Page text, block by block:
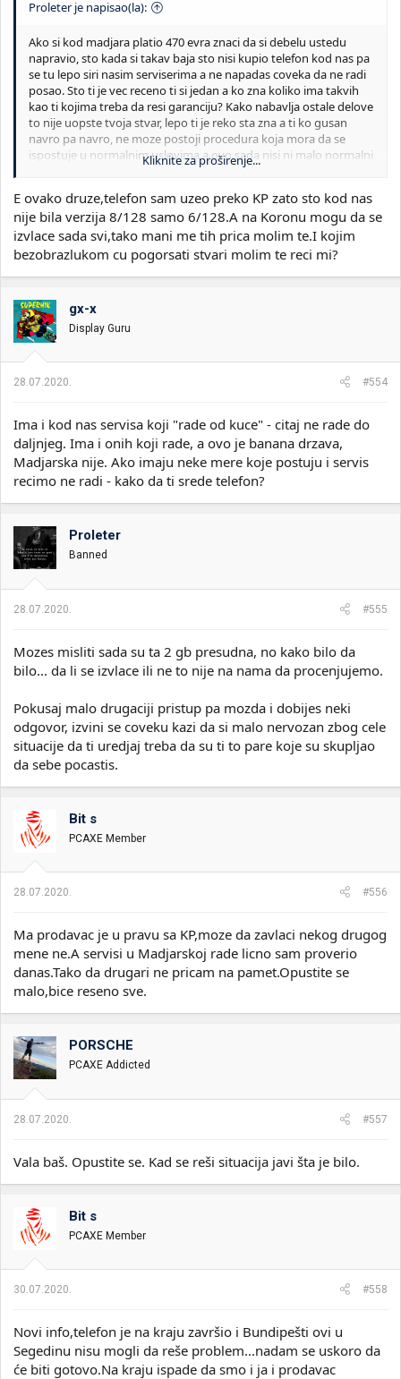
Proleter je napisao(la):
Ako si kod madjara platio 470 evra znaci da si debelu ustedu
napravio, sto kada si takav baja sto nisi kupio telefon kod nas pa
se tu lepo siri nasim serviserima a ne napadas coveka da ne radi
posao. Sto ti je vec receno ti si jedan a ko zna koliko ima takvih
kao ti kojima treba da resi garanciju? Kako nabavlja ostale delove
to nije uopste tvoja stvar, lepo ti je reko sta zna a ti ko gusan
navro pa navro, ne moze postoji procedura koja mora da se
ispostuje u normalnim uslovima a ovo sada nisi ni malo normalni
Nece te za***ati ne brini se, a samo celu stvar mozes svojim
bezobrazlukom da pogorsas.
Kliknite za proširenje...
E ovako druze,telefon sam uzeo preko KP zato sto kod nas
nije bila verzija 8/128 samo 6/128.A na Koronu mogu da se
izvlace sada svi,tako mani me tih prica molim te.I kojim
bezobrazlukom cu pogorsati stvari molim te reci mi?
gx-x
Display Guru
28.07.2020. #554
Ima i kod nas servisa koji "rade od kuce" - citaj ne rade do
daljnjeg. Ima i onih koji rade, a ovo je banana drzava,
Madjarska nije. Ako imaju neke mere koje postuju i servis
recimo ne radi - kako da ti srede telefon?
Proleter
Banned
28.07.2020. #555
Mozes misliti sada su ta 2 gb presudna, no kako bilo da
bilo... da li se izvlace ili ne to nije na nama da procenjujemo.
Pokusaj malo drugaciji pristup pa mozda i dobijes neki
odgovor, izvini se coveku kazi da si malo nervozan zbog cele
situacije da ti uredjaj treba da su ti to pare koje su skupljao
da sebe pocastis.
Bit s
PCAXE Member
28.07.2020. #556
Ma prodavac je u pravu sa KP,moze da zavlaci nekog drugog
mene ne.A servisi u Madjarskoj rade licno sam proverio
danas.Tako da drugari ne pricam na pamet.Opustite se
malo,bice reseno sve.
PORSCHE
PCAXE Addicted
28.07.2020. #557
Vala baš. Opustite se. Kad se reši situacija javi šta je bilo.
Bit s
PCAXE Member
30.07.2020. #558
Novi info,telefon je na kraju završio i Bundipešti ovi u
Segedinu nisu mogli da reše problem...nadam se uskoro da
će biti gotovo.Na kraju ispade da smo i ja i prodavac